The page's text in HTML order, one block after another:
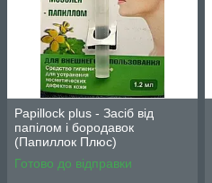
Papillock plus - Засіб від
папілом і бородавок
(Папиллок Плюс)
ЗОВНІШНІЙ
Готово до відправки